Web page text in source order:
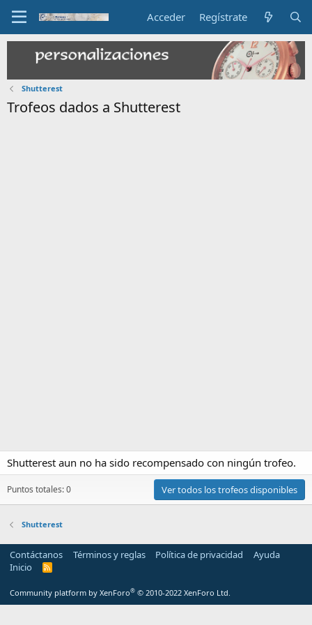
Acceder Regístrate
Shutterest
Trofeos dados a Shutterest
Shutterest aun no ha sido recompensado con ningún trofeo.
Puntos totales: 0 Ver todos los trofeos disponibles
Shutterest
Contáctanos Términos y reglas Política de privacidad
Ayuda
Inicio
R
S
Community platform by XenForo® © 2010-2022 XenForo Ltd.